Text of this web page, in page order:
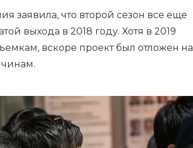
заявила, что второй сезон все еще
выхода в 2018 году. Хотя в 2019
вскоре проект был отложен на